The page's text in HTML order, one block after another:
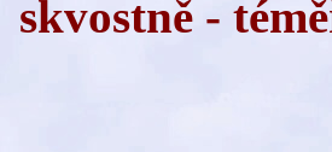
skvostně -